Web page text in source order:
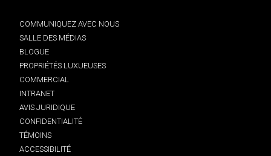
COMMUNIQUEZ AVEC NOUS
SALLE DES MÉDIAS
BLOGUE
PROPRIÉTÉS LUXUEUSES
COMMERCIAL
INTRANET
AVIS JURIDIQUE
CONFIDENTIALITÉ
TÉMOINS
ACCESSIBILITÉ